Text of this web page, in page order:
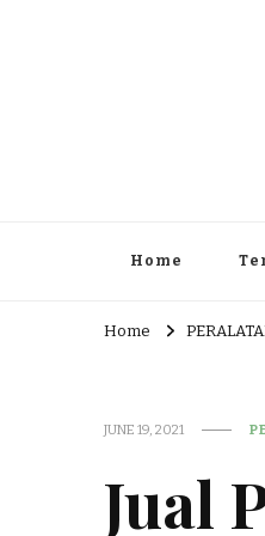
Home
Home
JUNE 19, 2021
Jual